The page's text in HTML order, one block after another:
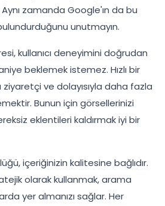
zamanda Google'ın da bu
unutmayın.
kullanıcı deneyimini doğrudan
beklemek istemez. Hızlı bir
ve dolayısıyla daha fazla
Bunun için görsellerinizi
eklentileri kaldırmak iyi bir
içeriğinizin kalitesine bağlıdır.
olarak kullanmak, arama
yer almanızı sağlar. Her